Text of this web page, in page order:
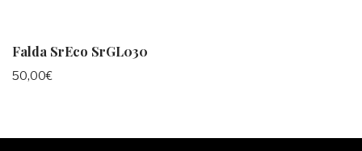
Falda SrEco SrGL030
50,00€